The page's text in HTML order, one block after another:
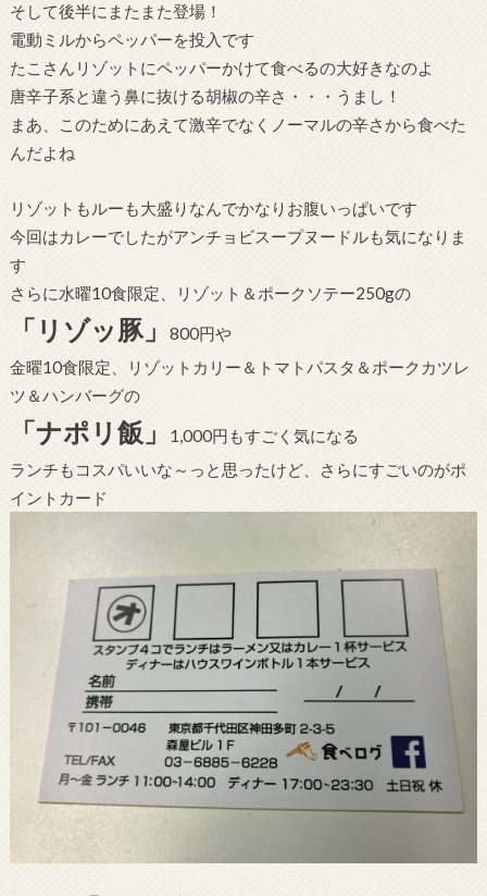
そして後半にまたまた登場！
電動ミルからペッパーを投入です
たこさんリゾットにペッパーかけて食べるの大好きなのよ
唐辛子系と違う鼻に抜ける胡椒の辛さ・・・うまし！
まあ、このためにあえて激辛でなくノーマルの辛さから食べた
んだよね
リゾットもルーも大盛りなんでかなりお腹いっぱいです
今回はカレーでしたがアンチョビスープヌードルも気になりま
す
さらに水曜10食限定、リゾット＆ポークソテー250gの
「リゾッ豚」
800円や
金曜10食限定、リゾットカリー＆トマトパスタ＆ポークカツレ
ツ＆ハンバーグの
「ナポリ飯」
1,000円もすごく気になる
ランチもコスパいいな～っと思ったけど、さらにすごいのがポ
イントカード